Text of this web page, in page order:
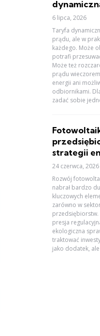
6 lipca, 2026
Taryfa
prądu, ale w
każdego. Może
potrafi
Może też
prądu
energii ani
odbiornikami.
zadać sobie
strategii
24 czerwca, 2026
Rozwój
nabrał bardzo
kluczowych
zarówno w
przedsiębiorstw.
presja
ekologiczna
traktować
jako dodatek,